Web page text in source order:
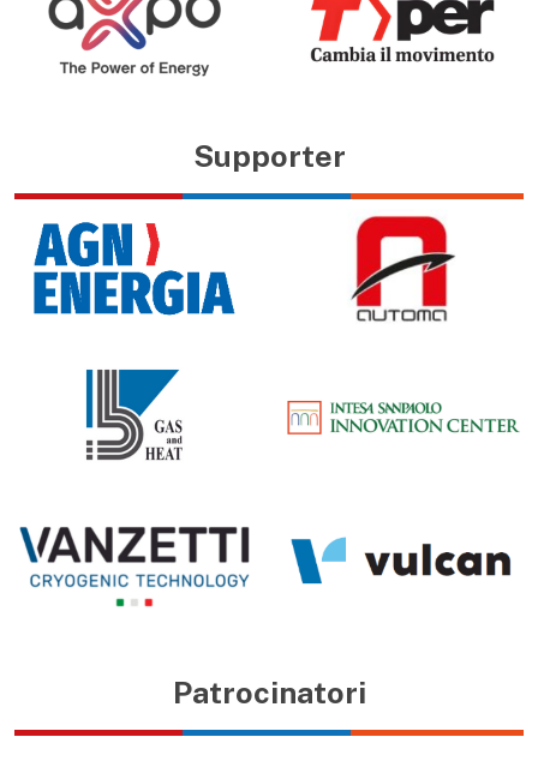
Supporter
Patrocinatori